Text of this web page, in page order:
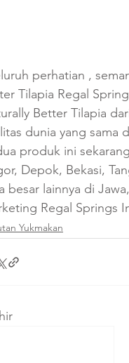
perhatian ,
Tilapia Regal
Better Tilapia
dunia yang sama
produk ini
Depok, Bekasi,
besar lainnya di
Regal Springs
Yukmakan